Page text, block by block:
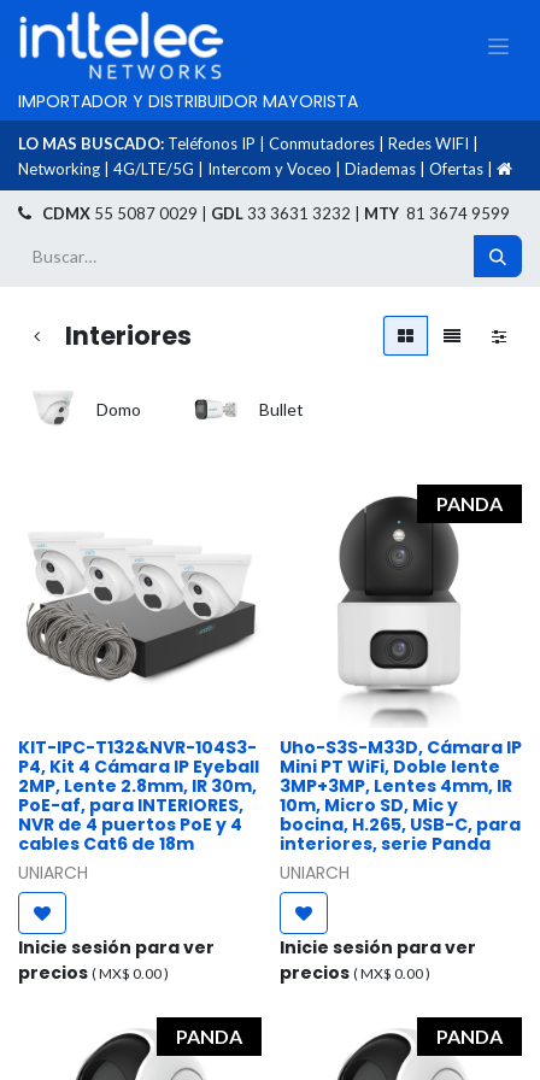
IMPORTADOR Y DISTRIBUIDOR MAYORISTA
LO MAS BUSCADO: Teléfonos IP Conmutadores Redes WIFI
Networking
4G/LTE/5G Intercom y Voceo Diademas Ofertas
CDMX 55 5087 0029 | GDL33 3631 3232 | MTY 81 3674 9599
Interiores
Domo Bullet
KIT-IPC-T132&NVR-104S3-
P4, Kit 4 Cámara IP Eyeball
2MP, Lente 2.8mm, IR 30m,
PoE-af, para INTERIORES,
NVR de 4 puertos PoE y 4
cables Cat6 de 18m
UNIARCH
Inicie sesión para ver
precios ( MX$ 0.00)
PANDA
Uho-S3S-M33D, Cámara IP
Mini PT WiFi, Doble lente
3MP+3MP, Lentes 4mm, IR
10m, Micro SD, Mic y
bocina, H.265, USB-C, para
interiores, serie Panda
UNIARCH
Inicie sesión para ver
precios ( MX$ 0.00)
PANDA PANDA